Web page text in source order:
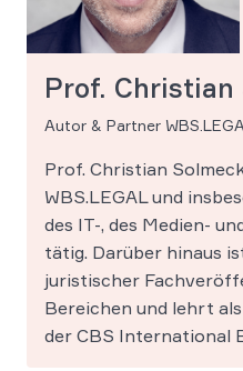
Prof. Christian
Autor & Partner
Prof. Christian
WBS.LEGAL und
des IT-, des Medien-
tätig. Darüber hinaus
juristischer
Bereichen und lehrt
der CBS International